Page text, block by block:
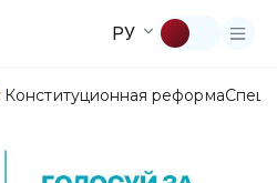
РУ
Конституционная реформа